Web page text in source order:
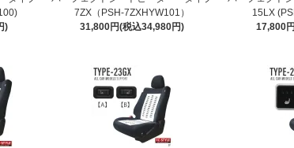
)
7ZX（PSH-7ZXHYW101）
31,800円(税込34,980円)
15LX
17,800